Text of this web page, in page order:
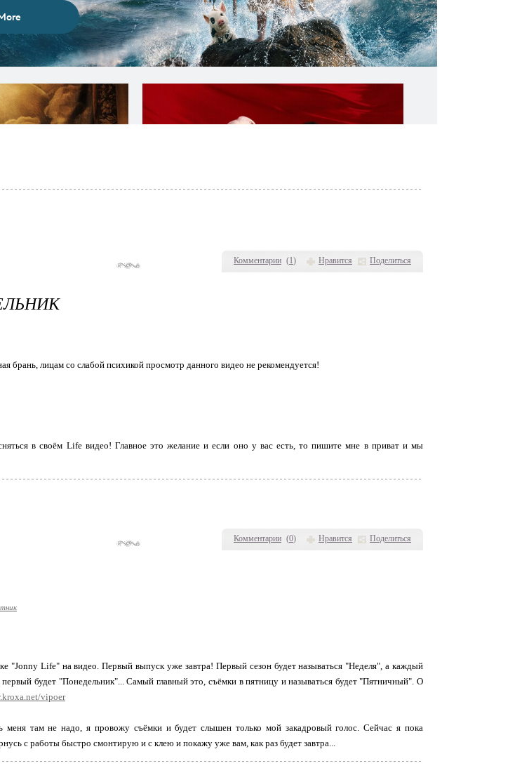
Комментарии (1) Нравится Поделиться
Комментарии (0) Нравится Поделиться
брань, лицам со слабой психикой просмотр данного видео не рекомендуется!
в своём Life видео! Главное это желание и если оно у вас есть, то пишите мне в приват и мы
"Jonny Life" на видео. Первый выпуск уже завтра! Первый сезон будет называться "Неделя", а каждый
первый будет "Понедельник"... Самый главный это, съёмки в пятницу и называться будет "Пятничный". О
vipoer
меня там не надо, я провожу съёмки и будет слышен только мой закадровый голос. Сейчас я пока
с работы быстро смонтирую и с клею и покажу уже вам, как раз будет завтра...